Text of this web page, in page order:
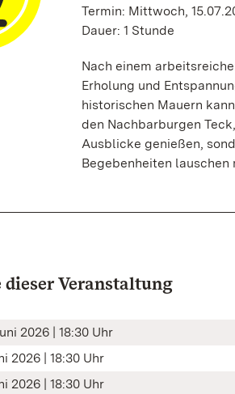
Termin: Mittwoch,
Dauer: 1 Stunde
Nach einem
Erholung und
historischen Mauern
den Nachbarburgen
Ausblicke genießen,
Begebenheiten
Veranstaltung
2026 | 18:30 Uhr
2026 | 18:30 Uhr
2026 | 18:30 Uhr